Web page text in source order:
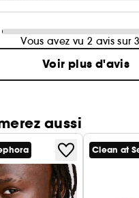
Vous avez vu 2 avis sur
Voir plus d'avis
aussi
Clean at